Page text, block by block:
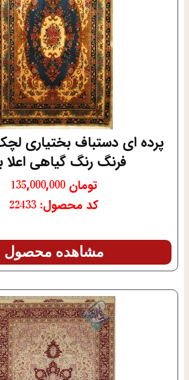
پرده ای دستباف بختیاری
فرنگ رنگ گیاهی اعلا
تومان
کد محصول: 22433
مشاهده محصول